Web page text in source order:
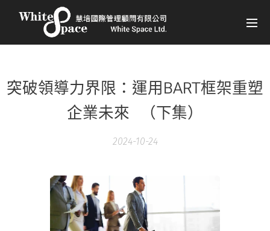
突破領導力界限：運用BART框架重塑
企業未來 （下集）
2024-10-24